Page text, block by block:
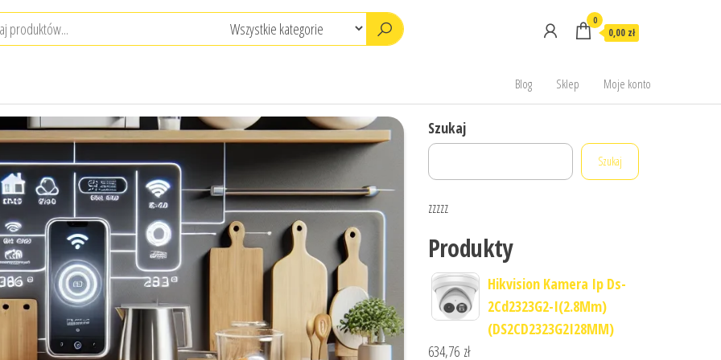
0
0,00 zł
Blog Sklep Moje konto
Szukaj
Szukaj
zzzzz
Produkty
Hikvision Kamera Ip Ds-
2Cd2323G2-I(2.8Mm)
(DS2CD2323G2I28MM)
634,76 zł